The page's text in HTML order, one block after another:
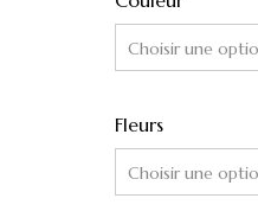
Fleurs